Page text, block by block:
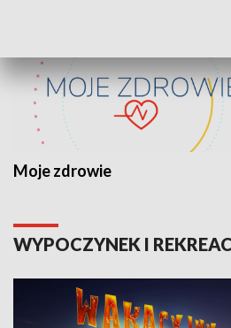
Moje zdrowie
WYPOCZYNEK I